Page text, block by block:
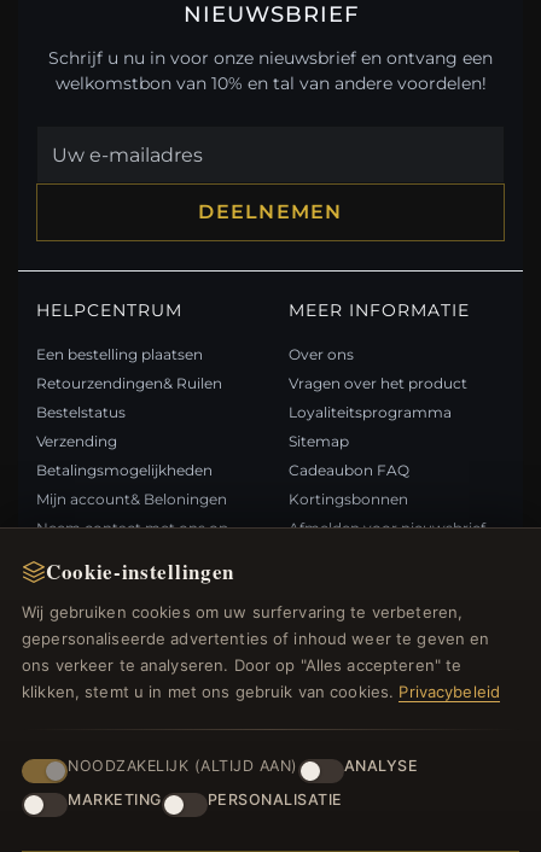
Cookie-instellingen
Wij gebruiken cookies om uw surfervaring te verbeteren,
gepersonaliseerde advertenties of inhoud weer te geven en
ons verkeer te analyseren. Door op "Alles accepteren" te
klikken, stemt u in met ons gebruik van cookies. Privacybeleid
NOODZAKELIJK (ALTIJD AAN)
ANALYSE
MARKETING
PERSONALISATIE
NIEUWSBRIEF
Schrijf u nu in voor onze nieuwsbrief en ontvang een
welkomstbon van 10% en tal van andere voordelen!
DEELNEMEN
HELPCENTRUM
Een bestelling plaatsen
Retourzendingen& Ruilen
Bestelstatus
Verzending
Betalingsmogelijkheden
Mijn account& Beloningen
Neem contact met ons op
MEER INFORMATIE
Over ons
Vragen over het product
Loyaliteitsprogramma
Sitemap
Cadeaubon FAQ
Kortingsbonnen
Afmelden voor nieuwsbrief
Nieuwe producten
Specials
Blog
Inloggen
BETAALMETHODEN